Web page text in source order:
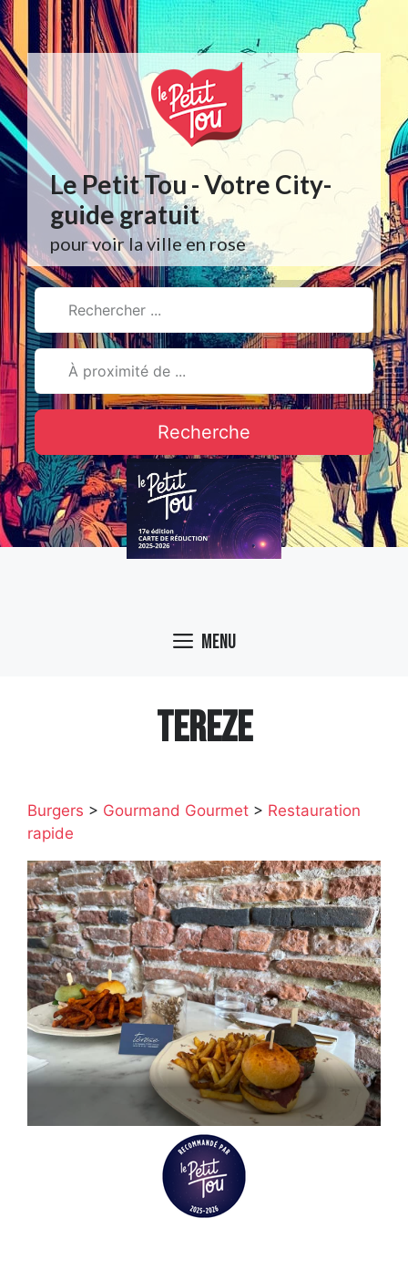
Aller
au
contenu
Le Petit Tou - Votre City-
guide gratuit
pour voir la ville en rose
Recherche
Menu
TEREZE
Burgers > Gourmand Gourmet > Restauration
rapide